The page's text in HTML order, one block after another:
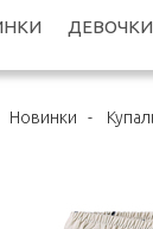
ДЕВОЧКИ
Новинки -